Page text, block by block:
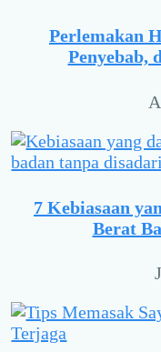
Perlemakan
Penyebab,
7 Kebiasaan
Berat